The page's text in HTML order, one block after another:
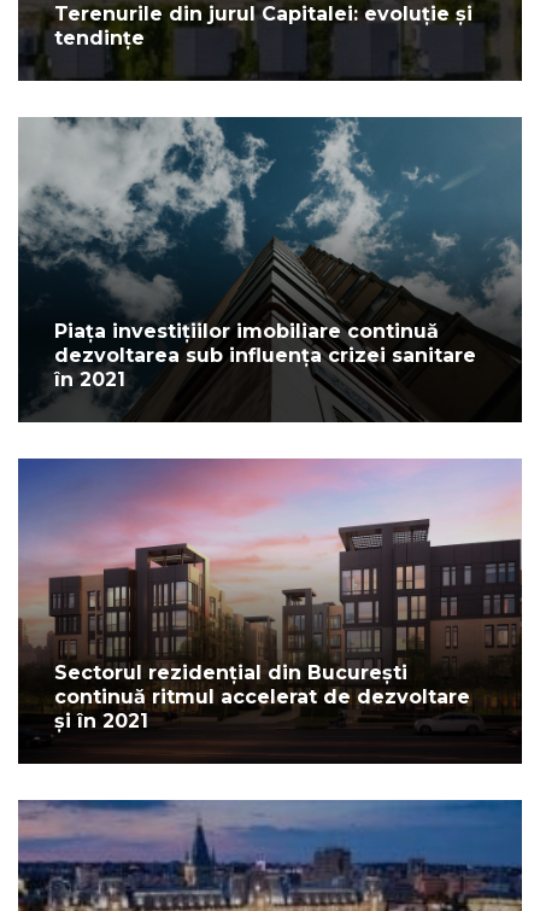
Terenurile din jurul Capitalei: evoluție și
tendințe
Piața investițiilor imobiliare continuă
dezvoltarea sub influența crizei sanitare
în 2021
Sectorul rezidențial din București
continuă ritmul accelerat de dezvoltare
și în 2021